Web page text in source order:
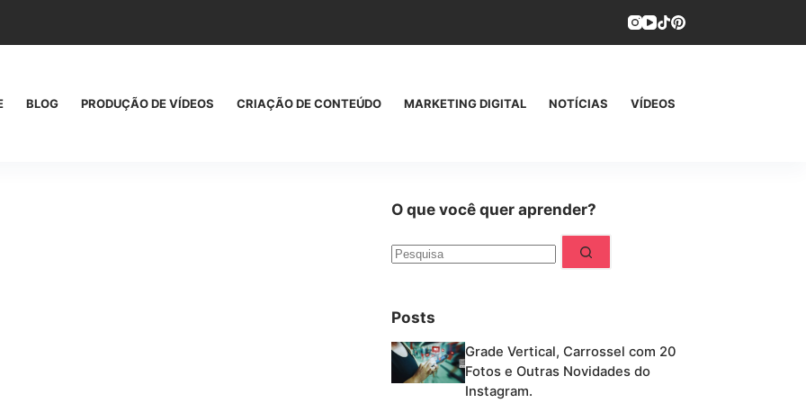
BLOG PRODUÇÃO DE VÍDEOS CRIAÇÃO DE CONTEÚDO MARKETING DIGITAL NOTÍCIAS VÍDEOS
O que você quer aprender?
Sem
resultados
Posts
Grade Vertical, Carrossel com 20
Fotos e Outras Novidades do
Instagram.